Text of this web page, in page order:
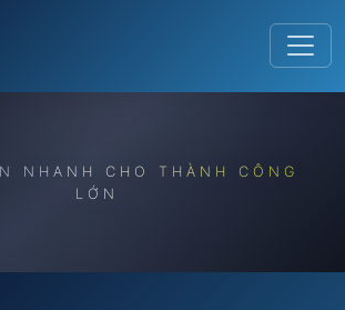
NHANH CHO THÀNH CÔNG
LỚN